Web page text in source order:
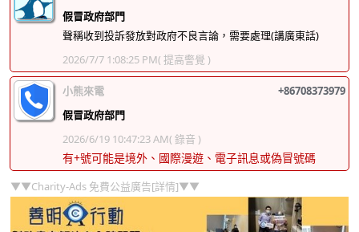
假冒政府部門
聲稱收到投訴發放對政府不良言論，需要處理(講廣東話)
2026/7/7 1:08:25 PM( 提高警覺 )
小熊來電
+86708373979
假冒政府部門
2026/6/19 10:47:23 AM( 錄音 )
有+號可能是境外、國際漫遊、電子訊息或偽冒號碼
▼▼Charity-Ads 免費公益廣告[詳情]▼▼